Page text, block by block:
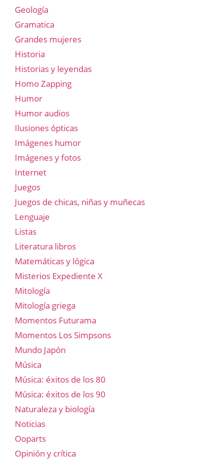
Geología
Gramatica
Grandes mujeres
Historia
Historias y leyendas
Homo Zapping
Humor
Humor audios
Ilusiones ópticas
Imágenes humor
Imágenes y fotos
Internet
Juegos
Juegos de chicas, niñas y muñecas
Lenguaje
Listas
Literatura libros
Matemáticas y lógica
Misterios Expediente X
Mitología
Mitología griega
Momentos Futurama
Momentos Los Simpsons
Mundo Japón
Música
Música: éxitos de los 80
Música: éxitos de los 90
Naturaleza y biología
Noticias
Ooparts
Opinión y crítica